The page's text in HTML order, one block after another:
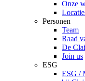
Onze
Personen
Team
Raad
De
Join us
ESG
ESG /